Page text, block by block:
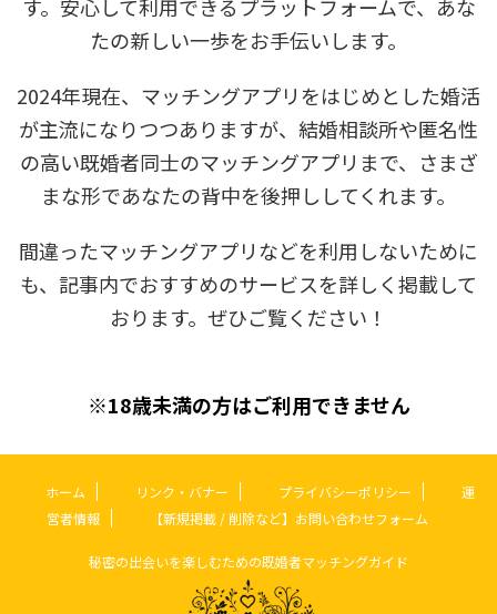
す。安心して利用できるプラットフォームで、あな
たの新しい一歩をお手伝いします。
2024年現在、マッチングアプリをはじめとした婚活
が主流になりつつありますが、結婚相談所や匿名性
の高い既婚者同士のマッチングアプリまで、さまざ
まな形であなたの背中を後押ししてくれます。
間違ったマッチングアプリなどを利用しないために
も、記事内でおすすめのサービスを詳しく掲載して
おります。ぜひご覧ください！
※18歳未満の方はご利用できません
ホーム リンク・バナー プライバシーポリシー
運
営者情報
【新規掲載 / 削除など】お問い合わせフォーム
秘密の出会いを楽しむための既婚者マッチングガイド